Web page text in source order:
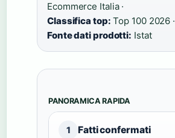
Ecommerce Italia ·
Classifica top: Top 100 2026 ·
Fonte dati prodotti: Istat
PANORAMICA RAPIDA
1 Fatti confermati